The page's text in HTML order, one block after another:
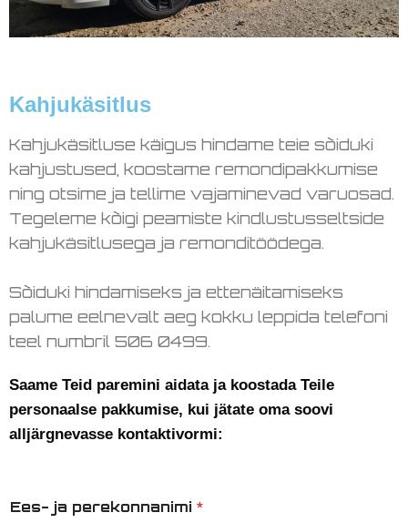
Kahjukäsitlus
Kahjukäsitluse käigus hindame teie sõiduki
kahjustused, koostame remondipakkumise
ning otsime ja tellime vajaminevad varuosad.
Tegeleme kõigi peamiste kindlustusseltside
kahjukäsitlusega ja remonditöödega.
Sõiduki hindamiseks ja ettenäitamiseks
palume eelnevalt aeg kokku leppida telefoni
teel numbril 506 0499.
Saame Teid paremini aidata ja koostada Teile
personaalse pakkumise, kui jätate oma soovi
alljärgnevasse kontaktivormi:
Ees- ja perekonnanimi *